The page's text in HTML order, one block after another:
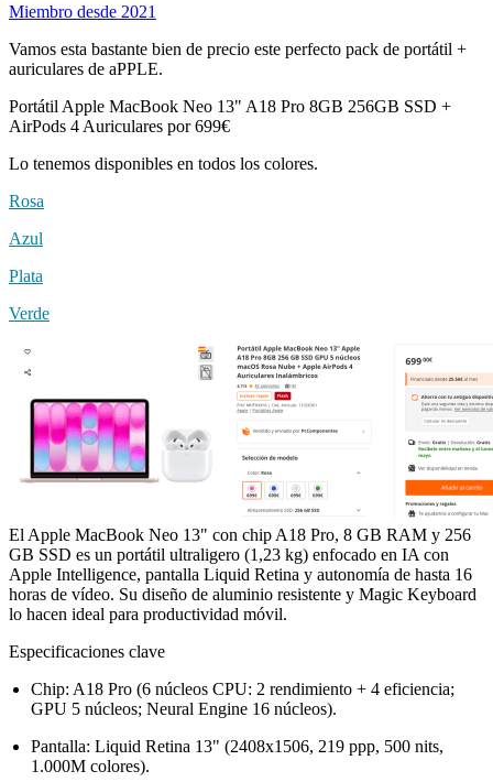
Miembro desde 2021
Vamos esta bastante bien de precio este perfecto pack de portátil +
auriculares de aPPLE.
Portátil Apple MacBook Neo 13" A18 Pro 8GB 256GB SSD +
AirPods 4 Auriculares por 699€
Lo tenemos disponibles en todos los colores.
Rosa
Azul
Plata
Verde
El Apple MacBook Neo 13" con chip A18 Pro, 8 GB RAM y 256
GB SSD es un portátil ultraligero (1,23 kg) enfocado en IA con
Apple Intelligence, pantalla Liquid Retina y autonomía de hasta 16
horas de vídeo. Su diseño de aluminio resistente y Magic Keyboard
lo hacen ideal para productividad móvil.
Especificaciones clave
Chip: A18 Pro (6 núcleos CPU: 2 rendimiento + 4 eficiencia;
GPU 5 núcleos; Neural Engine 16 núcleos).
Pantalla: Liquid Retina 13" (2408x1506, 219 ppp, 500 nits,
1.000M colores).